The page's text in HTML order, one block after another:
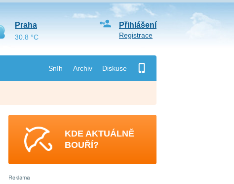
Sníh Archiv Diskuse
Přihlášení
Registrace
Praha
30.8 °C
KDE AKTUÁLNĚ
BOUŘÍ?